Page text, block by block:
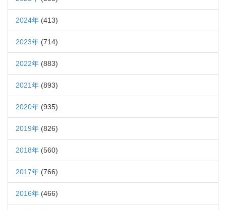
2024年 (413)
2023年 (714)
2022年 (883)
2021年 (893)
2020年 (935)
2019年 (826)
2018年 (560)
2017年 (766)
2016年 (466)